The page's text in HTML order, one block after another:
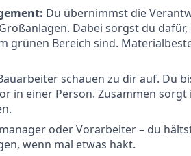
Du übernimmst die
Dabei sorgst du dafür,
Bereich sind.
schauen zu dir auf. Du
in einer Person. Zusammen sorgt
oder Vorarbeiter – du
wenn mal etwas hakt.